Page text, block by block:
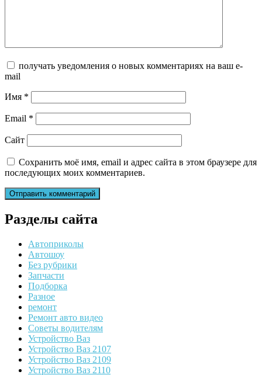
получать уведомления о новых комментариях на ваш e-
mail
Имя *
Email *
Сайт
Сохранить моё имя, email и адрес сайта в этом браузере для
последующих моих комментариев.
Разделы сайта
Автоприколы
Автошоу
Без рубрики
Запчасти
Подборка
Разное
ремонт
Ремонт авто видео
Советы водителям
Устройство Ваз
Устройство Ваз 2107
Устройство Ваз 2109
Устройство Ваз 2110